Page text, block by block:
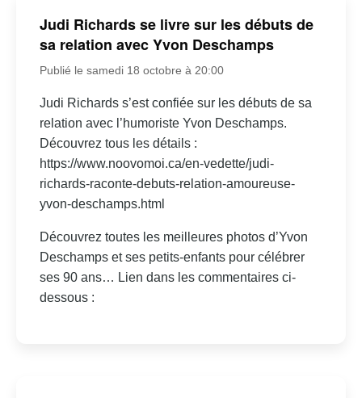
Judi Richards se livre sur les débuts de
sa relation avec Yvon Deschamps
Publié le samedi 18 octobre à 20:00
Judi Richards s’est confiée sur les débuts de sa
relation avec l’humoriste Yvon Deschamps.
Découvrez tous les détails :
https://www.noovomoi.ca/en-vedette/judi-
richards-raconte-debuts-relation-amoureuse-
yvon-deschamps.html
Découvrez toutes les meilleures photos d’Yvon
Deschamps et ses petits-enfants pour célébrer
ses 90 ans… Lien dans les commentaires ci-
dessous :